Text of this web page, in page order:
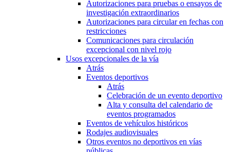
Autorizaciones para pruebas o ensayos de
investigación extraordinarios
Autorizaciones para circular en fechas con
restricciones
Comunicaciones para circulación
excepcional con nivel rojo
Usos excepcionales de la vía
Atrás
Eventos deportivos
Atrás
Celebración de un evento deportivo
Alta y consulta del calendario de
eventos programados
Eventos de vehículos históricos
Rodajes audiovisuales
Otros eventos no deportivos en vías